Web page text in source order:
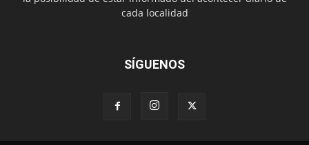
cada localidad
SÍGUENOS